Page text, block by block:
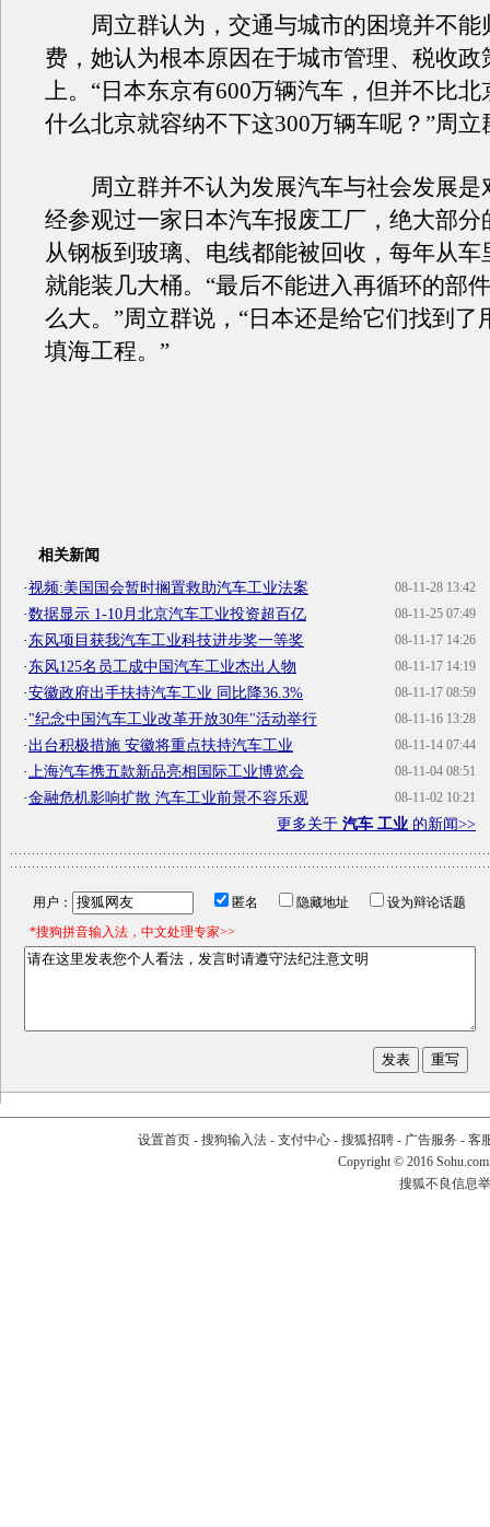
周立群认为，交通与城市的困境并不能
费，她认为根本原因在于城市管理、税收政
上。“日本东京有600万辆汽车，但并不比
什么北京就容纳不下这300万辆车呢？”周立
周立群并不认为发展汽车与社会发展是
经参观过一家日本汽车报废工厂，绝大部分
从钢板到玻璃、电线都能被回收，每年从车
就能装几大桶。“最后不能进入再循环的部
么大。”周立群说，“日本还是给它们找到
填海工程。”
相关新闻
08-11-28 13:42
·视频:美国国会暂时搁置救助汽车工业法案
08-11-25 07:49
·数据显示 1-10月北京汽车工业投资超百亿
08-11-17 14:26
·东风项目获我汽车工业科技进步奖一等奖
08-11-17 14:19
·东风125名员工成中国汽车工业杰出人物
08-11-17 08:59
·安徽政府出手扶持汽车工业 同比降36.3%
08-11-16 13:28
·"纪念中国汽车工业改革开放30年"活动举行
08-11-14 07:44
·出台积极措施 安徽将重点扶持汽车工业
08-11-04 08:51
· 上海汽车携五款新品亮相国际工业博览会
08-11-02 10:21
·金融危机影响扩散 汽车工业前景不容乐观
更多关于 汽车 工业 的新闻>>
用户： 匿名 隐藏地址
设为辩论话题
*搜狗拼音输入法，中文处理专家>>
设置首页- 搜狗输入法- 支付中心- 搜狐招聘- 广告服务 - 客
Copyright © 2016
搜狐不良信息